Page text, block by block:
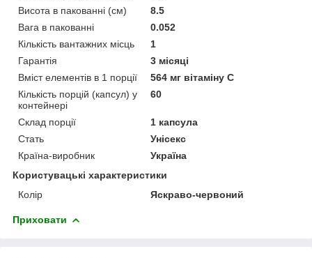
Висота в пакованні (см)
8.5
Вага в пакованні
0.052
Кількість вантажних місць
1
Гарантія
3 місяці
Вміст елементів в 1 порції
564 мг вітаміну С
Кількість порцій (капсул) у
контейнері
60
Склад порції
1 капсула
Стать
Унісекс
Країна-виробник
Україна
Користувацькi характеристики
Колір
Яскраво-червоний
Приховати